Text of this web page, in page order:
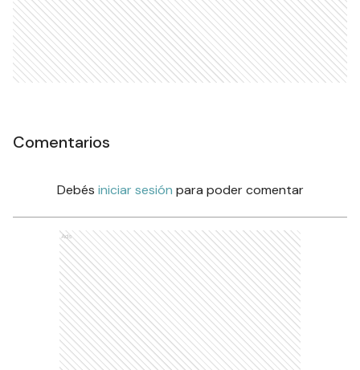
Comentarios
Debés iniciar sesión para poder comentar
Ads